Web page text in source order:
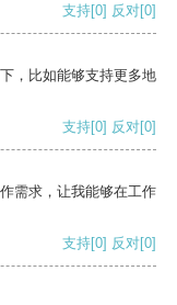
支持[0] 反对[0]
，比如能够支持更多地
支持[0] 反对[0]
需求，让我能够在工作
支持[0] 反对[0]